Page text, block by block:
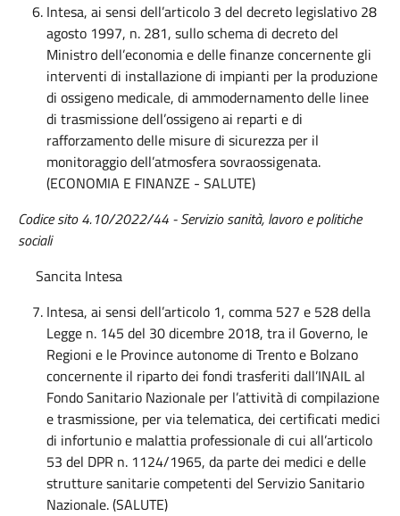
Intesa, ai sensi dell’articolo 3 del decreto legislativo 28
agosto 1997, n. 281, sullo schema di decreto del
Ministro dell’economia e delle finanze concernente gli
interventi di installazione di impianti per la produzione
di ossigeno medicale, di ammodernamento delle linee
di trasmissione dell’ossigeno ai reparti e di
rafforzamento delle misure di sicurezza per il
monitoraggio dell’atmosfera sovraossigenata.
(ECONOMIA E FINANZE - SALUTE)
Codice sito 4.10/2022/44 -Serviziosanità, lavoro e politiche
sociali
Sancita Intesa
Intesa, ai sensi dell’articolo 1, comma 527 e 528 della
Legge n. 145 del 30 dicembre 2018, tra il Governo, le
Regioni e le Province autonome di Trento e Bolzano
concernente il riparto dei fondi trasferiti dall’INAIL al
Fondo Sanitario Nazionale per l’attività di compilazione
e trasmissione, per via telematica, dei certificati medici
di infortunio e malattia professionale di cui all’articolo
53 del DPR n. 1124/1965, da parte dei medici e delle
strutture sanitarie competenti del Servizio Sanitario
Nazionale. (SALUTE)